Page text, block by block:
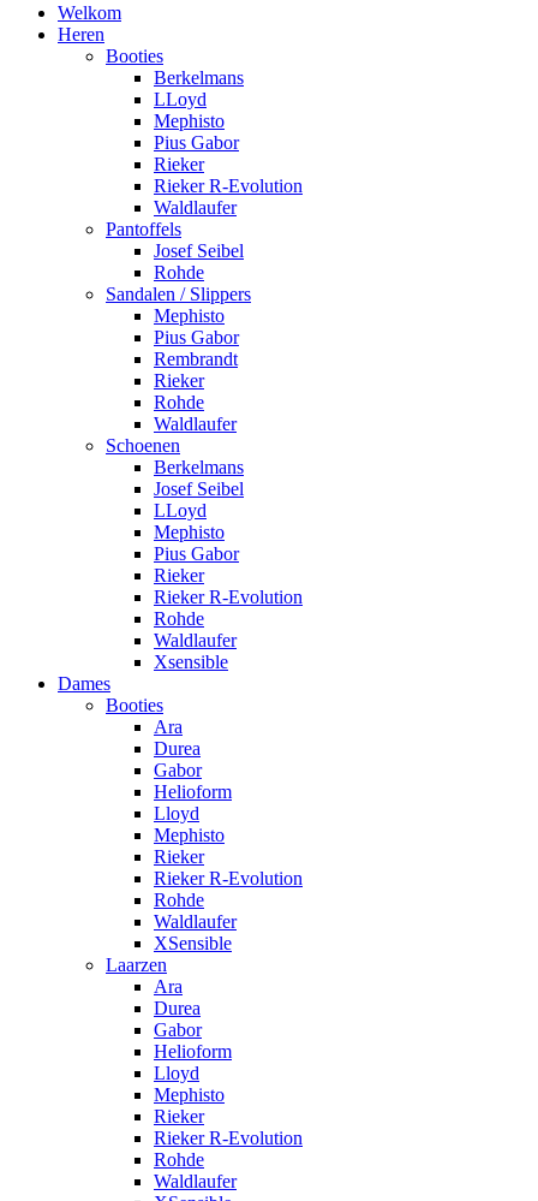
Welkom
Heren
Booties
Berkelmans
LLoyd
Mephisto
Pius Gabor
Rieker
Rieker R-Evolution
Waldlaufer
Pantoffels
Josef Seibel
Rohde
Sandalen / Slippers
Mephisto
Pius Gabor
Rembrandt
Rieker
Rohde
Waldlaufer
Schoenen
Berkelmans
Josef Seibel
LLoyd
Mephisto
Pius Gabor
Rieker
Rieker R-Evolution
Rohde
Waldlaufer
Xsensible
Dames
Booties
Ara
Durea
Gabor
Helioform
Lloyd
Mephisto
Rieker
Rieker R-Evolution
Rohde
Waldlaufer
XSensible
Laarzen
Ara
Durea
Gabor
Helioform
Lloyd
Mephisto
Rieker
Rieker R-Evolution
Rohde
Waldlaufer